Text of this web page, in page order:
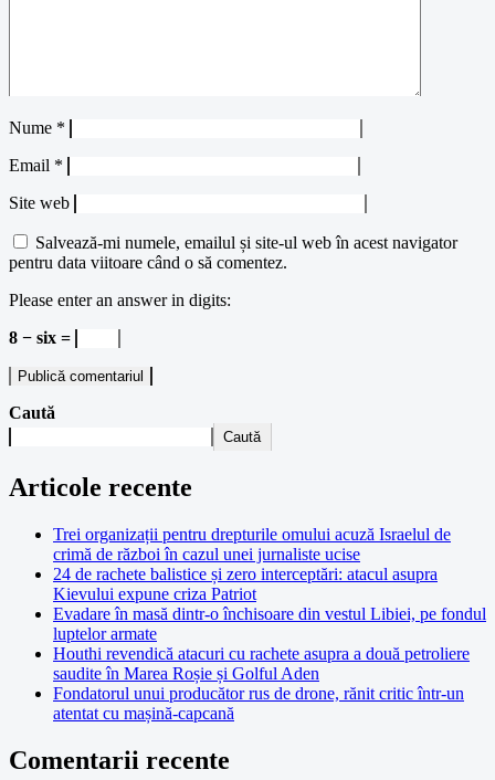
Nume *
Email *
Site web
Salvează-mi numele, emailul și site-ul web în acest navigator
pentru data viitoare când o să comentez.
Please enter an answer in digits:
8 − six =
Caută
Caută
Articole recente
Trei organizații pentru drepturile omului acuză Israelul de
crimă de război în cazul unei jurnaliste ucise
24 de rachete balistice și zero interceptări: atacul asupra
Kievului expune criza Patriot
Evadare în masă dintr-o închisoare din vestul Libiei, pe fondul
luptelor armate
Houthi revendică atacuri cu rachete asupra a două petroliere
saudite în Marea Roșie și Golful Aden
Fondatorul unui producător rus de drone, rănit critic într-un
atentat cu mașină-capcană
Comentarii recente